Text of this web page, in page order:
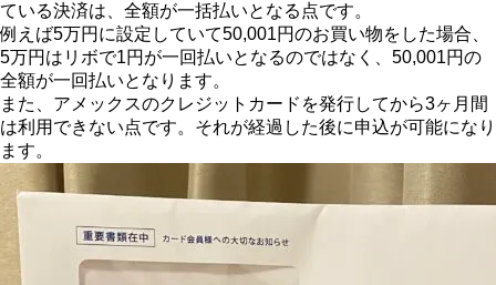
ている決済は、全額が一括払いとなる点です。
例えば5万円に設定していて50,001円のお買い物をした場合、
5万円はリボで1円が一回払いとなるのではなく、50,001円の
全額が一回払いとなります。
また、アメックスのクレジットカードを発行してから3ヶ月間
は利用できない点です。それが経過した後に申込が可能になり
ます。